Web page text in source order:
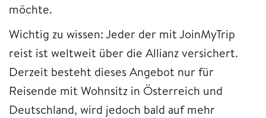
möchte.
Wichtig zu wissen: Jeder der mit JoinMyTrip
reist ist weltweit über die Allianz versichert.
Derzeit besteht dieses Angebot nur für
Reisende mit Wohnsitz in Österreich und
Deutschland, wird jedoch bald auf mehr